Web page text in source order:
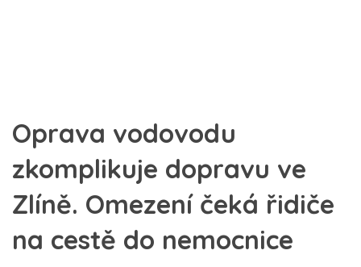
Oprava vodovodu
zkomplikuje dopravu ve
Zlíně. Omezení čeká řidiče
na cestě do nemocnice